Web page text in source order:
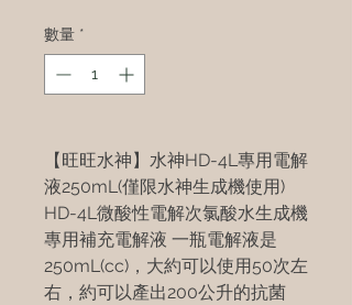
數量 *
【旺旺水神】水神HD-4L專用電解
液250mL(僅限水神生成機使用)
HD-4L微酸性電解次氯酸水生成機
專用補充電解液 一瓶電解液是
250mL(cc)，大約可以使用50次左
右，約可以產出200公升的抗菌